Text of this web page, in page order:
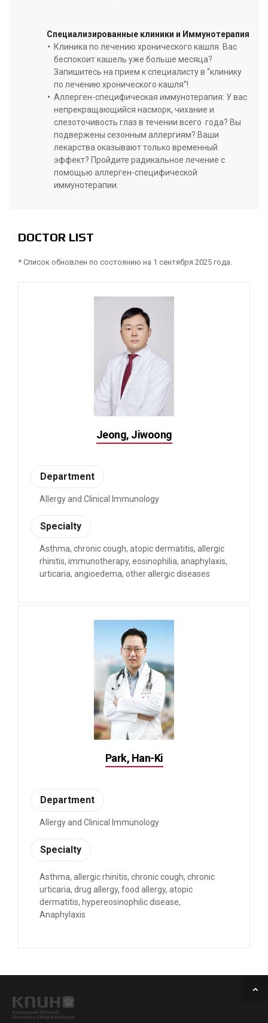
Специализированные клиники и Иммунотерапия
Клиника по лечению хронического кашля. Вас
беспокоит кашель уже больше месяца?
Запишитесь на прием к специалисту в “клинику
по лечению хронического кашля”!
Aллерген-специфическая иммунотерапия: У вас
непрекращающийся насморк, чихание и
слезоточивость глаз в течении всего года? Вы
подвержены сезонным аллергиям? Ваши
лекарства оказывают только временный
эффект? Пройдите радикальное лечение с
помощью аллерген-специфической
иммунотерапии.
DOCTOR LIST
* Список обновлен по состоянию на 1 сентября 2025 года.
Jeong, Jiwoong
Department
Allergy and Clinical Immunology
Specialty
Asthma, chronic cough, atopic dermatitis, allergic
rhinitis, immunotherapy, eosinophilia, anaphylaxis,
urticaria, angioedema, other allergic diseases
Park, Han-Ki
Department
Allergy and Clinical Immunology
Specialty
Asthma, allergic rhinitis, chronic cough, chronic
urticaria, drug allergy, food allergy, atopic
dermatitis, hypereosinophilic disease,
Anaphylaxis